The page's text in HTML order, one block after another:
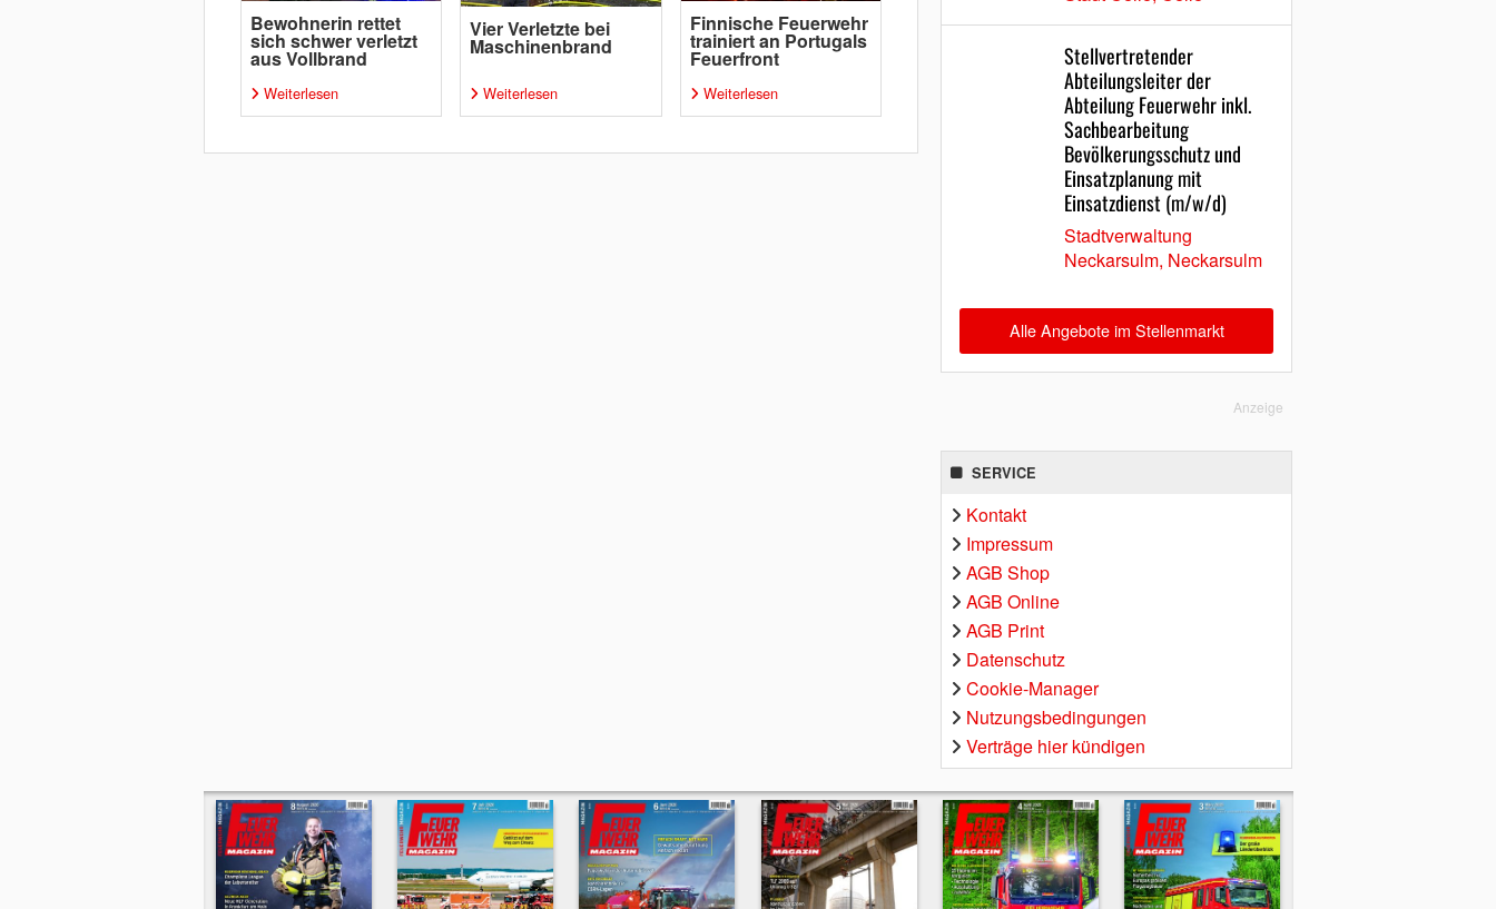
Bewohnerin rettet
sich schwer verletzt
aus Vollbrand
Weiterlesen
Vier Verletzte bei
Maschinenbrand
Weiterlesen
Finnische Feuerwehr
trainiert an Portugals
Feuerfront
Weiterlesen
Stellvertretender
Abteilungsleiter der
Abteilung Feuerwehr inkl.
Sachbearbeitung
Bevölkerungsschutz und
Einsatzplanung mit
Einsatzdienst (m/w/d)
Stadtverwaltung
Neckarsulm, Neckarsulm
Alle Angebote im Stellenmarkt
Anzeige
SERVICE
Kontakt
Impressum
AGB Shop
AGB Online
AGB Print
Datenschutz
Cookie-Manager
Nutzungsbedingungen
Verträge hier kündigen